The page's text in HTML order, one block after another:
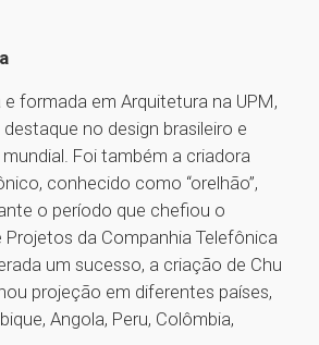
e formada em Arquitetura na UPM,
no design brasileiro e
Foi também a criadora
conhecido como “orelhão”,
o período que chefiou o
da Companhia Telefônica
um sucesso, a criação de Chu
projeção em diferentes países,
Angola, Peru, Colômbia,